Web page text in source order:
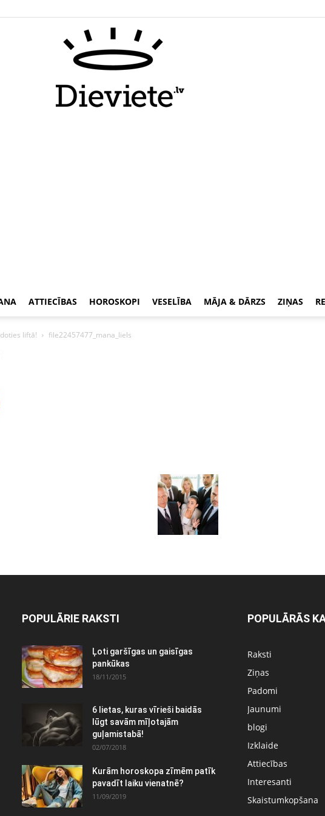
ATTIECĪBAS HOROSKOPI VESELĪBA MĀJA & DĀRZS ZIŅAS
liftā! file22457477_mana_liels
POPULĀRIE RAKSTI
Ļoti garšīgas un gaisīgas
pankūkas
18/11/2015
6 lietas, kuras vīrieši baidās
lūgt savām mīļotajām
guļamistabā!
02/07/2018
Kurām horoskopa zīmēm patīk
pavadīt laiku vienatnē?
11/09/2019
POPULĀRĀS
Raksti
Ziņas
Padomi
Jaunumi
blogi
Izklaide
Attiecības
Interesanti
Skaistumkopšana